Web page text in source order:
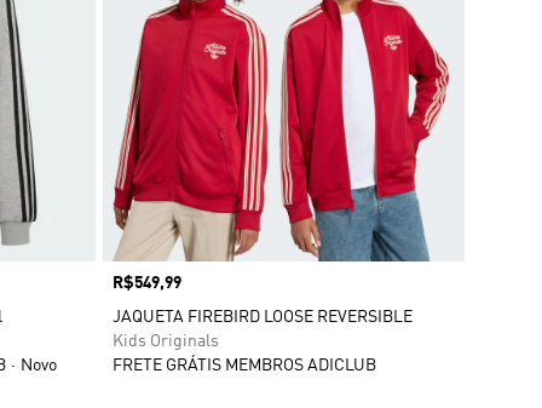
Novo
Preço
R$549,99
JAQUETA FIREBIRD LOOSE REVERSIBLE
Kids Originals
FRETE GRÁTIS MEMBROS ADICLUB